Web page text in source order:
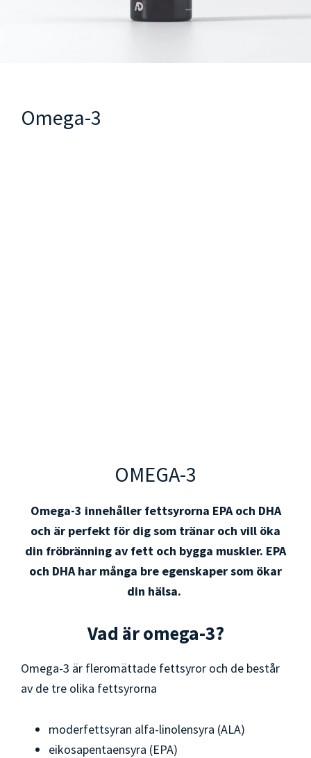
Omega-3
OMEGA-3
Omega-3 innehåller fettsyrorna EPA och DHA
och är perfekt för dig som tränar och vill öka
din fröbränning av fett och bygga muskler. EPA
och DHA har många bre egenskaper som ökar
din hälsa.
Vad är omega-3?
Omega-3 är fleromättade fettsyror och de består
av de tre olika fettsyrorna
moderfettsyran alfa-linolensyra (ALA)
eikosapentaensyra (EPA)